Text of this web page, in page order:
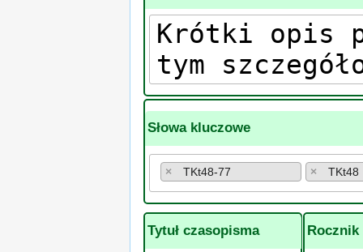
Słowa kluczowe
× TKt48-77 × TKt48
Tytuł czasopisma Rocznik